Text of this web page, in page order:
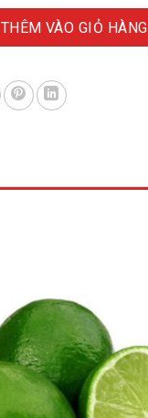
THÊM VÀO GIỎ HÀNG